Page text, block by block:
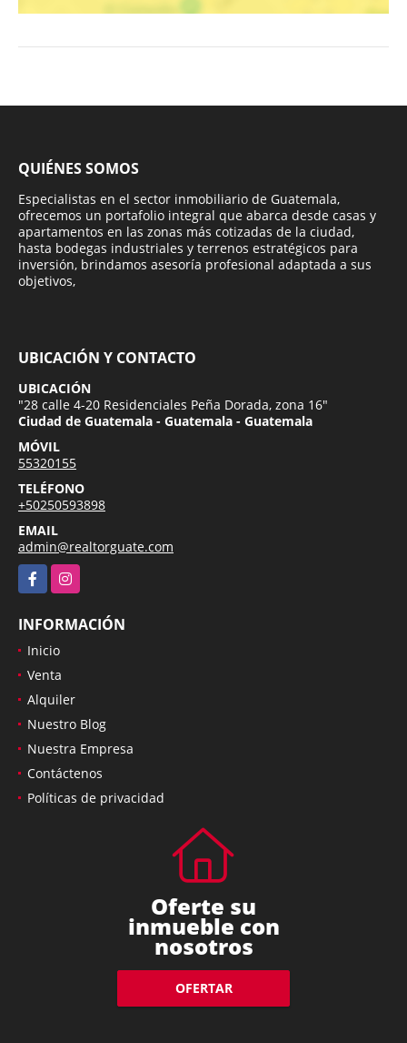
QUIÉNES SOMOS
Especialistas en el sector inmobiliario de Guatemala,
ofrecemos un portafolio integral que abarca desde casas y
apartamentos en las zonas más cotizadas de la ciudad,
hasta bodegas industriales y terrenos estratégicos para
inversión, brindamos asesoría profesional adaptada a sus
objetivos,
UBICACIÓN Y CONTACTO
UBICACIÓN
"28 calle 4-20 Residenciales Peña Dorada, zona 16"
Ciudad de Guatemala - Guatemala - Guatemala
MÓVIL
55320155
TELÉFONO
+50250593898
EMAIL
admin@realtorguate.com
FacebookInstagram
INFORMACIÓN
Inicio
Venta
Alquiler
Nuestro Blog
Nuestra Empresa
Contáctenos
Políticas de privacidad
Oferte su
inmueble con
nosotros
OFERTAR